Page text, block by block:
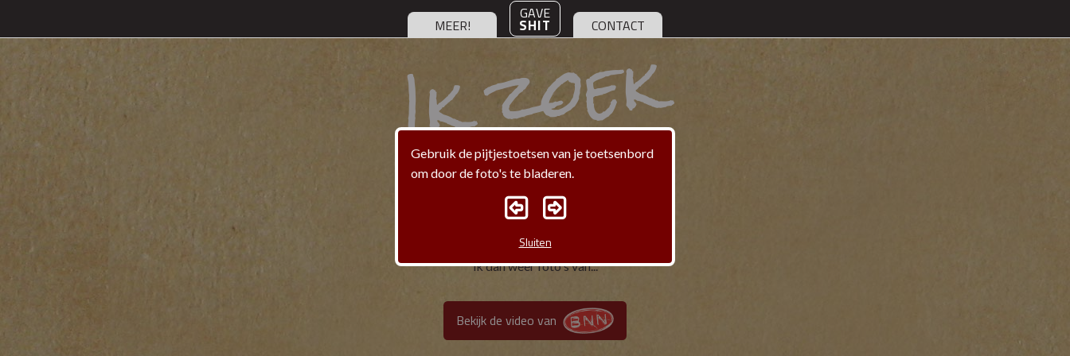
MEER!
GAVE
SHIT CONTACT
I
k
z
o
e
k
r
u
z
i
e
bekende artiesten. Jarenlang. En daar maakte
ik dan weer foto's van...
Bekijk de video van
Gebruik de pijtjestoetsen van je toetsenbord
om door de foto's te bladeren.
Sluiten